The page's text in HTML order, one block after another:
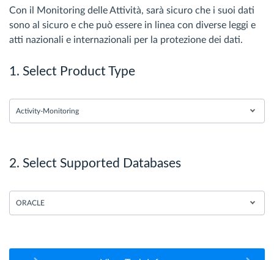
Con il Monitoring delle Attività, sarà sicuro che i suoi dati
sono al sicuro e che può essere in linea con diverse leggi e
atti nazionali e internazionali per la protezione dei dati.
1. Select Product Type
Activity-Monitoring
2. Select Supported Databases
ORACLE